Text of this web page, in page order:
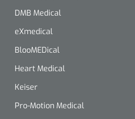
DMB Medical
eXmedical
BlooMEDical
Heart Medical
Keiser
Pro-Motion Medical